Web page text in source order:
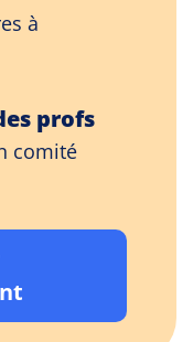
à
profs
comité